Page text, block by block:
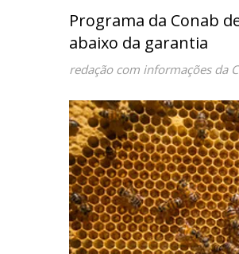
Programa da Conab
abaixo da garantia
redação com informações da